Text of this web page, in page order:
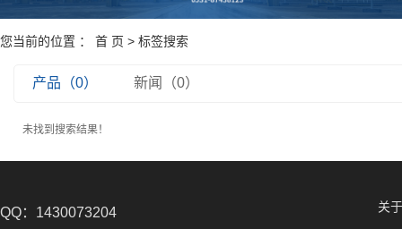
您当前的位置 ： 首 页 > 标签搜索
产品（0） 新闻（0）
未找到搜索结果！
QQ：1430073204
关